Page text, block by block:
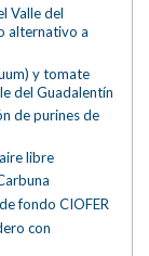
Valle del
alternativo a
y tomate
del Guadalentín
de purines de
libre
fondo CIOFER
con